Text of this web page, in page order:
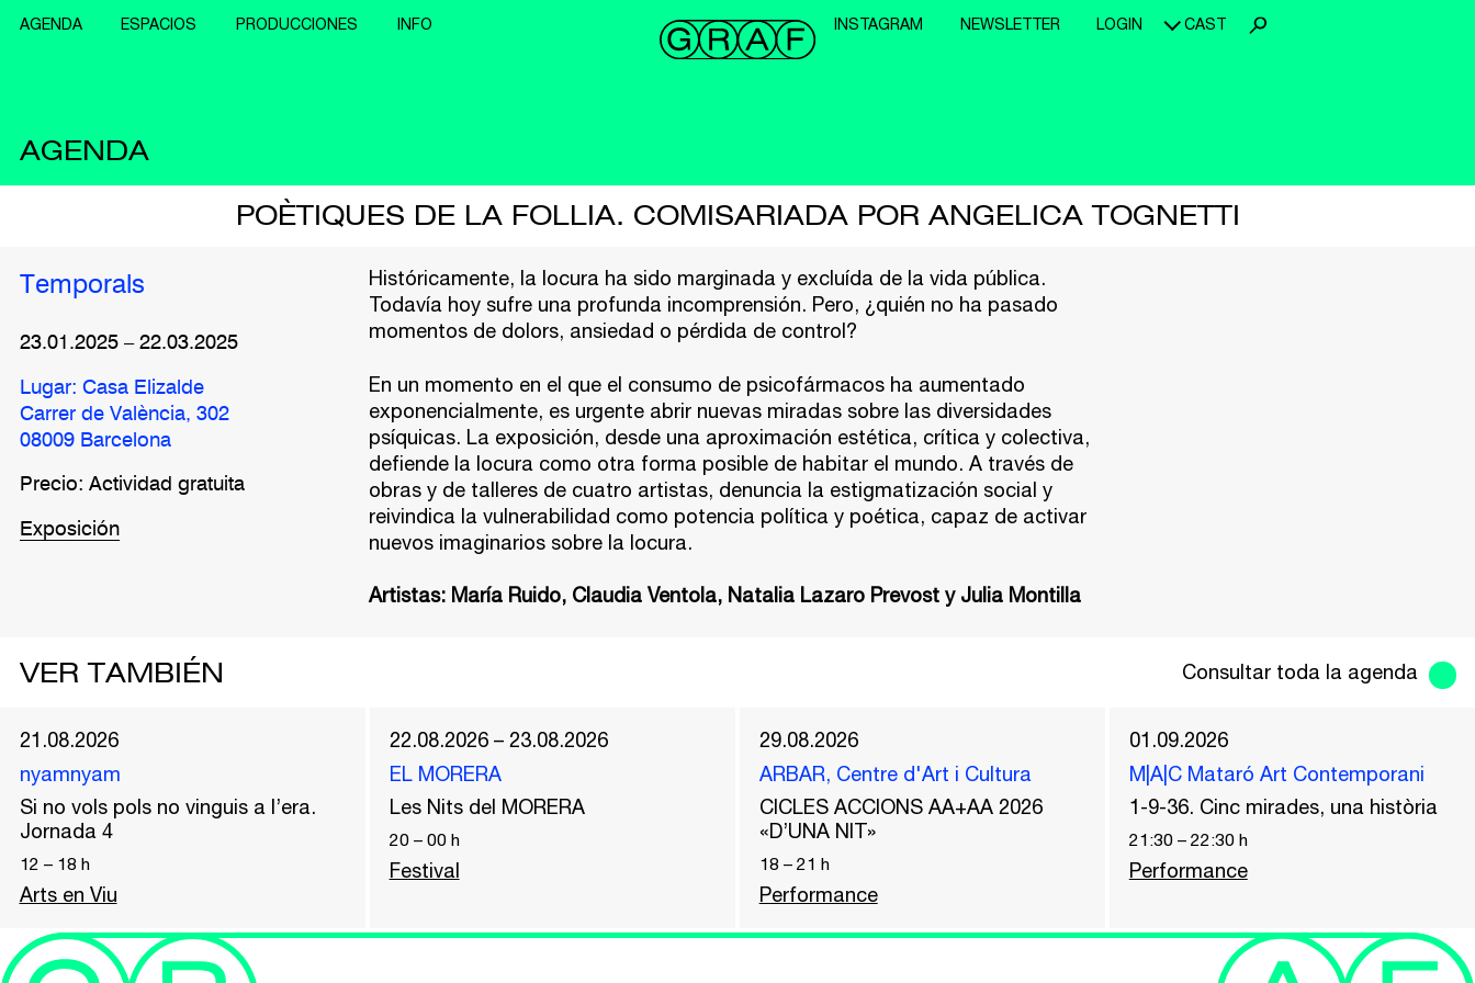
AGENDA ESPACIOS PRODUCCIONES INFO INSTAGRAM NEWSLETTER LOGIN CAST
AGENDA
POÈTIQUES DE LA FOLLIA. COMISARIADA POR ANGELICA TOGNETTI
Temporals
23.01.2025– 22.03.2025
Lugar: Casa Elizalde
Carrer de València, 302
08009 Barcelona
Precio: Actividad gratuita
Exposición
Históricamente, la locura ha sido marginada y excluída de la vida pública.
Todavía hoy sufre una profunda incomprensión. Pero, ¿quién no ha pasado
momentos de dolors, ansiedad o pérdida de control?
En un momento en el que el consumo de psicofármacos ha aumentado
exponencialmente, es urgente abrir nuevas miradas sobre las diversidades
psíquicas. La exposición, desde una aproximación estética, crítica y colectiva,
defiende la locura como otra forma posible de habitar el mundo. A través de
obras y de talleres de cuatro artistas, denuncia la estigmatización social y
reivindica la vulnerabilidad como potencia política y poética, capaz de activar
nuevos imaginarios sobre la locura.
Artistas: María Ruido, Claudia Ventola, Natalia Lazaro Prevost y Julia Montilla
VER TAMBIÉN Consultar toda la agenda
21.08.2026
nyamnyam
Si no vols pols no vinguis a l’era.
Jornada 4
12 – 18 h
Arts en Viu
22.08.2026 – 23.08.2026
EL MORERA
Les Nits del MORERA
20– 00h
Festival
29.08.2026
ARBAR, Centre d'Art i Cultura
CICLES ACCIONS AA+AA 2026
«D’UNA NIT»
18 – 21 h
Performance
01.09.2026
M|A|C Mataró Art Contemporani
1-9-36. Cinc mirades, una història
21:30– 22:30h
Performance